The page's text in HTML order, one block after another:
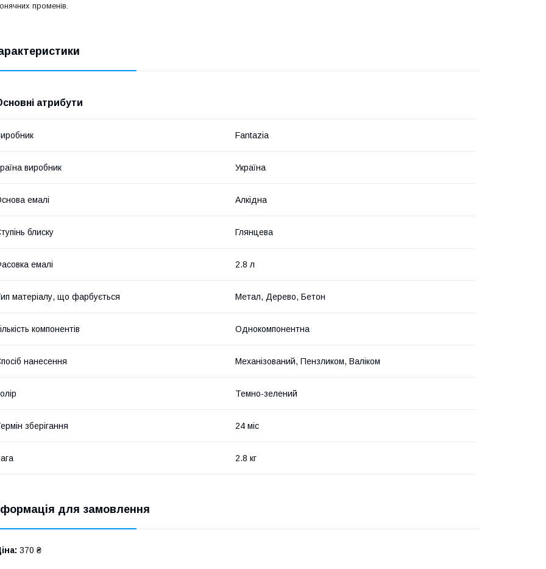
променів.
атрибути
Fantazia
виробник Україна
емалі Алкідна
блиску Глянцева
емалі 2.8 л
матеріалу, що фарбується Метал, Дерево, Бетон
компонентів Однокомпонентна
нанесення Механізований, Пензликом, Валіком
Темно-зелений
зберігання 24 міс
2.8 кг
для замовлення
370 ₴